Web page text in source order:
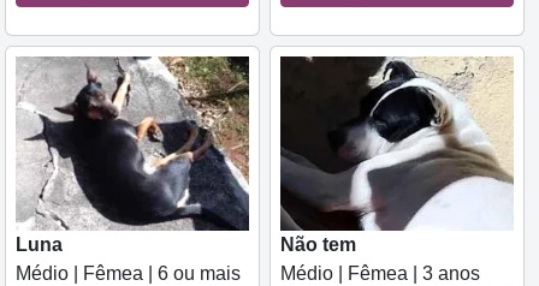
Luna
Médio | Fêmea | 6 ou mais
Não tem
Médio | Fêmea | 3 anos